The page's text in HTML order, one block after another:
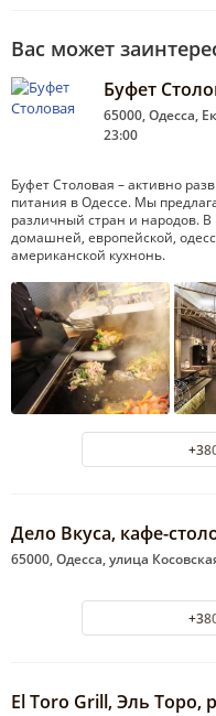
Вас может
Буфет
65000, Одесса,
23:00
Буфет Столовая – активно
питания в Одессе. Мы
различный стран и народов.
домашней, европейской,
американской кухнонь.
Дело Вкуса, кафе-
65000, Одесса, улица
El Toro Grill, Эль Торо,